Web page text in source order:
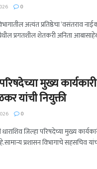
0
अत्यंत प्रतिष्ठेचा ‘वसंतराव
प्रगतशील शेतकरी अनिता
मुख्य
यांची नियुक्ती
0
जिल्हा परिषदेच्या मुख्य
प्रशासन विभागाचे सहसचिव